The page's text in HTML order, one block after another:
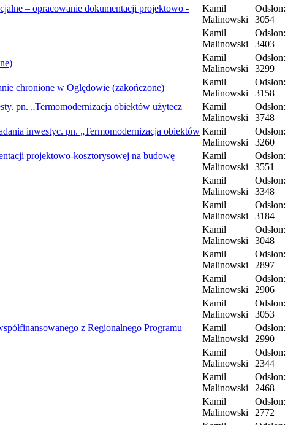
– opracowanie dokumentacji projektowo -
Kamil
Malinowski
Odsłon:
3054
Kamil
Malinowski
Odsłon:
3403
Kamil
Malinowski
Odsłon:
3299
chronione w Oględowie (zakończone)
Kamil
Malinowski
Odsłon:
3158
pn. „Termomodernizacja obiektów użytecz
Kamil
Malinowski
Odsłon:
3748
inwestyc. pn. „Termomodernizacja obiektów Kamil
Malinowski
Odsłon:
3260
projektowo-kosztorysowej na budowę
Kamil
Malinowski
Odsłon:
3551
Kamil
Malinowski
Odsłon:
3348
Kamil
Malinowski
Odsłon:
3184
Kamil
Malinowski
Odsłon:
3048
Kamil
Malinowski
Odsłon:
2897
Kamil
Malinowski
Odsłon:
2906
Kamil
Malinowski
Odsłon:
3053
z Regionalnego Programu
Kamil
Malinowski
Odsłon:
2990
Kamil
Malinowski
Odsłon:
2344
Kamil
Malinowski
Odsłon:
2468
Kamil
Malinowski
Odsłon:
2772